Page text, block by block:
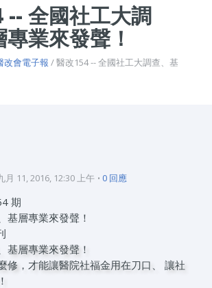
-- 全國社工大調
業來發聲！
改會電子報 / 醫改154 -- 全國社工大調查、基
月 11, 2016, 12:30 上午 0 回應
期
基層專業來發聲！
基層專業來發聲！
修，才能讓醫院社福金用在刀口、 讓社